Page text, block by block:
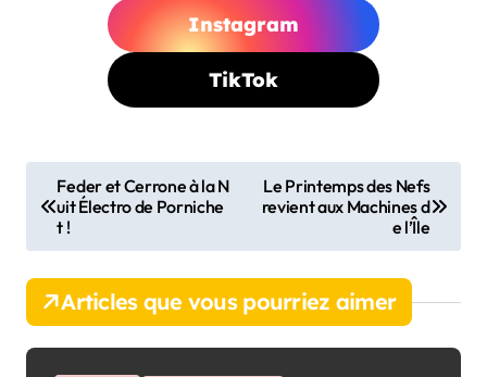
Instagram
TikTok
a
v
i
g
a
Feder et Cerrone à la N
uit Électro de Porniche
t !
Le Printemps des Nefs
revient aux Machines d
e l’Île
Articles que vous pourriez aimer